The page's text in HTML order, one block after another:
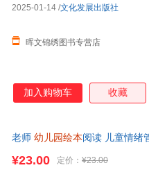
晖文锦绣图书专营店
2025-01-14 /文化发展出版社
加入购物车 收藏
老师 幼儿园绘本阅读 儿童情绪
¥23.00 定价： ¥23.00